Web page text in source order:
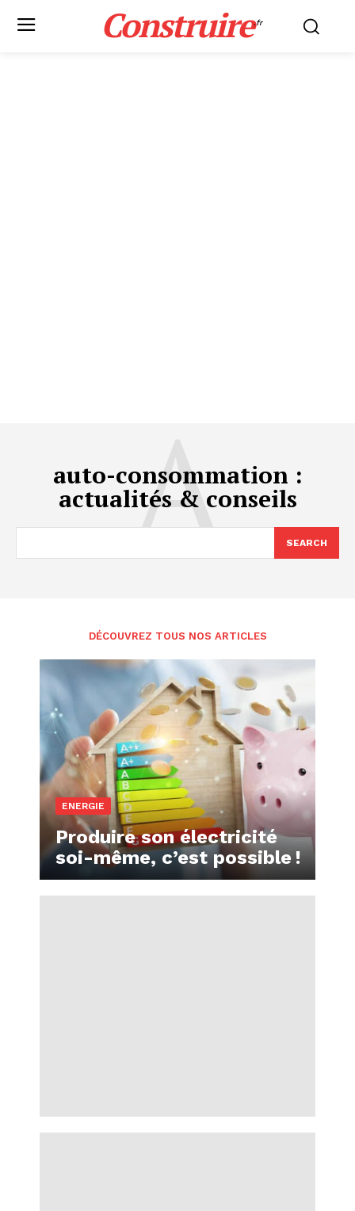
Construire.fr
auto-consommation
A :
actualités & conseils
SEARCH
DÉCOUVREZ TOUS NOS ARTICLES
ENERGIE
Produire son électricité
soi-même, c’est possible !